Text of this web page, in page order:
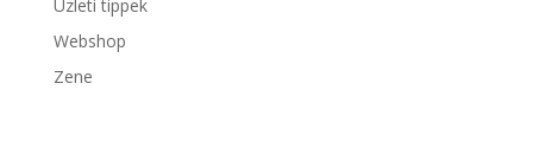
Üzleti tippek
Webshop
Zene